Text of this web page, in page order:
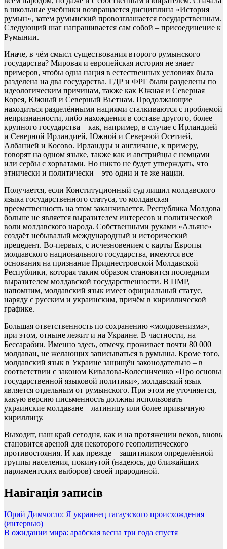
в школьные учебники возвращается дисциплина «История
румын», затем румынский провозглашается государственным.
Следующий шаг напрашивается сам собой – присоединение к
Румынии.
Иначе, в чём смысл существования второго румынского
государства? Мировая и европейская история не знает
примеров, чтобы одна нация в естественных условиях была
разделена на два государства. ГДР и ФРГ были разделены по
идеологическим причинам, также как Южная и Северная
Корея, Южный и Северный Вьетнам. Продолжающие
находиться разделёнными нациями сталкиваются с проблемой
непризнанности, либо нахождения в составе другого, более
крупного государства – как, например, в случае с Ирландией
и Северной Ирландией, Южной и Северной Осетией,
Албанией и Косово. Ирландцы и англичане, к примеру,
говорят на одном языке, также как и австрийцы с немцами
или сербы с хорватами. Но никто не будет утверждать, что
этнически и политически – это одни и те же нации.
Получается, если Конституционный суд лишил молдавского
языка государственного статуса, то молдавская
преемственность на этом заканчивается. Республика Молдова
больше не является выразителем интересов и политической
воли молдавского народа. Собственными руками «Альянс»
создаёт небывалый международный и исторический
прецедент. Во-первых, с исчезновением с карты Европы
молдавского национального государства, имеются все
основания на признание Приднестровской Молдавской
Республики, которая таким образом становится последним
выразителем молдавской государственности. В ПМР,
напомним, молдавский язык имеет официальный статус,
наряду с русским и украинским, причём в кириллической
графике.
Большая ответственность по сохранению «молдовенизма»,
при этом, отныне лежит и на Украине. В частности, на
Бессарабии. Именно здесь, отмечу, проживает почти 80 000
молдаван, не желающих записываться в румыны. Кроме того,
молдавский язык в Украине защищён законодательно – в
соответствии с законом Кивалова-Колесниченко «Про основы
государственной языковой политики», молдавский язык
является отдельным от румынского. При этом не уточняется,
какую версию письменность должны использовать
украинские молдаване – латиницу или более привычную
кириллицу.
Выходит, наш край сегодня, как и на протяжении веков, вновь
становится ареной для некоторого геополитического
противостояния. И как прежде – защитником определённой
группы населения, покинутой (надеюсь, до ближайших
парламентских выборов) своей прародиной.
Навігація записів
Юрий Димчогло: Я украинец гагаузского происхождения
(интервью)
В ожидании мира: арабская весна три года спустя